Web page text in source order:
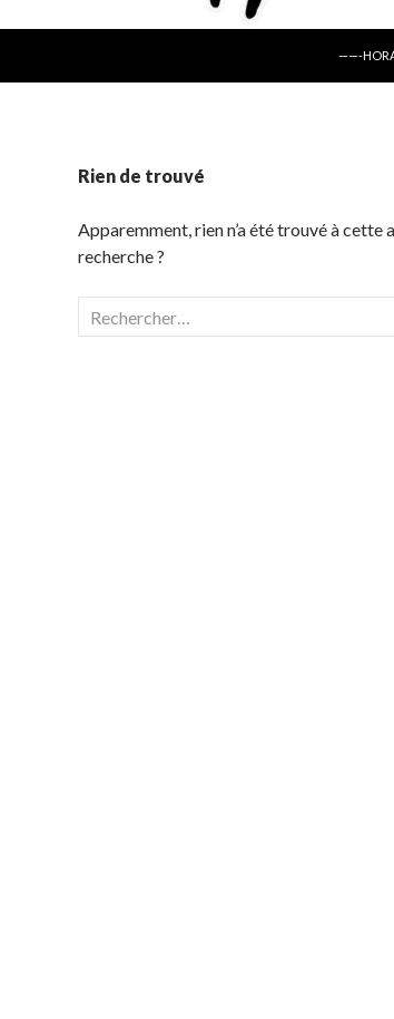
——-
Rien de trouvé
Apparemment, rien n’a été trouvé à cette
recherche ?
Rechercher :